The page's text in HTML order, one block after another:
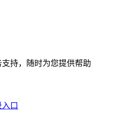
持，随时为您提供帮助
口